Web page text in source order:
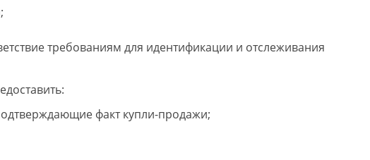
требованиям для идентификации и отслеживания
факт купли-продажи;